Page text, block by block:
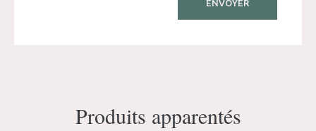
Produits apparentés